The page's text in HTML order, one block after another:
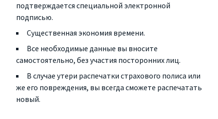
подтверждается специальной электронной
подписью.
Существенная экономия времени.
Все необходимые данные вы вносите
самостоятельно, без участия посторонних лиц.
В случае утери распечатки страхового полиса или
же его повреждения, вы всегда сможете распечатать
новый.